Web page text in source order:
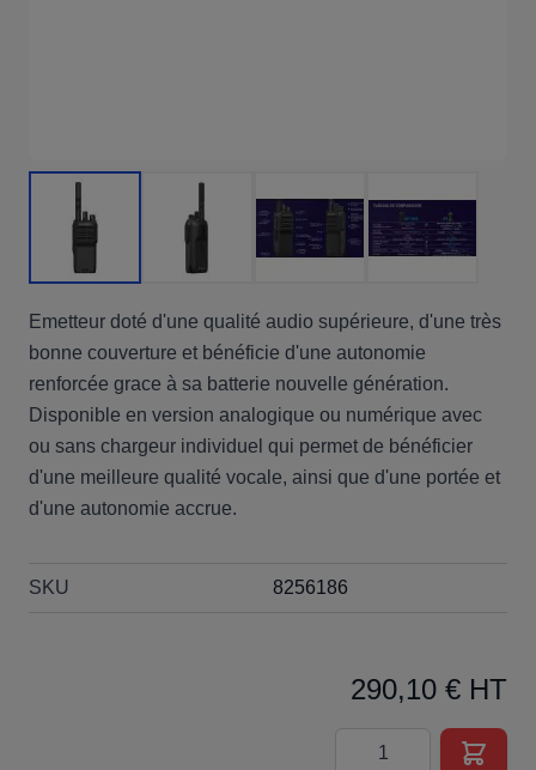
Emetteur doté d'une qualité audio supérieure, d'une très
bonne couverture et bénéficie d'une autonomie
renforcée grace à sa batterie nouvelle génération.
Disponible en version analogique ou numérique avec
ou sans chargeur individuel qui permet de bénéficier
d'une meilleure qualité vocale, ainsi que d'une portée et
d'une autonomie accrue.
SKU 8256186
290,10 € HT
Quantité